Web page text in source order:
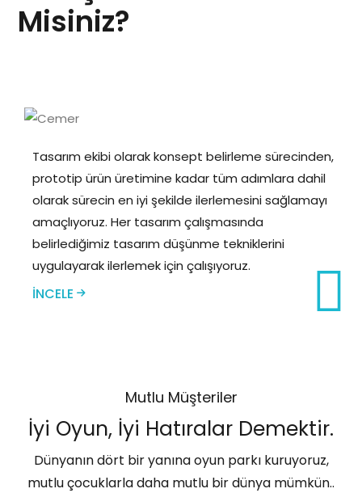
Misiniz?
Tasarım ekibi olarak konsept belirleme sürecinden,
prototip ürün üretimine kadar tüm adımlara dahil
olarak sürecin en iyi şekilde ilerlemesini sağlamayı
amaçlıyoruz. Her tasarım çalışmasında
belirlediğimiz tasarım düşünme tekniklerini
uygulayarak ilerlemek için çalışıyoruz.
İNCELEÖZGÜN
Mutlu Müşteriler
İyi Oyun, İyi Hatıralar Demektir.
Dünyanın dört bir yanına oyun parkı kuruyoruz,
mutlu çocuklarla daha mutlu bir dünya mümkün..